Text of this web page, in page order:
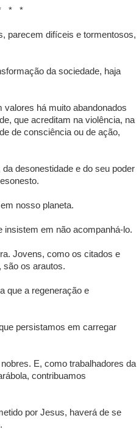
parecem difíceis e tormentosos,
da sociedade, haja
há muito abandonados
que acreditam na violência, na
de consciência ou de ação,
desonestidade e do seu poder
nosso planeta.
insistem em não acompanhá-lo.
Jovens, como os citados e
são os arautos.
que a regeneração e
persistamos em carregar
E, como trabalhadores da
contribuamos
por Jesus, haverá de se